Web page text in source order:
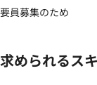
要員募集のため
求められるス